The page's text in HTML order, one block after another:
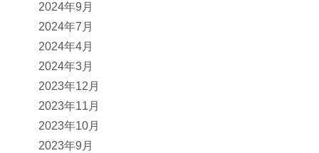
2024年9月
2024年7月
2024年4月
2024年3月
2023年12月
2023年11月
2023年10月
2023年9月